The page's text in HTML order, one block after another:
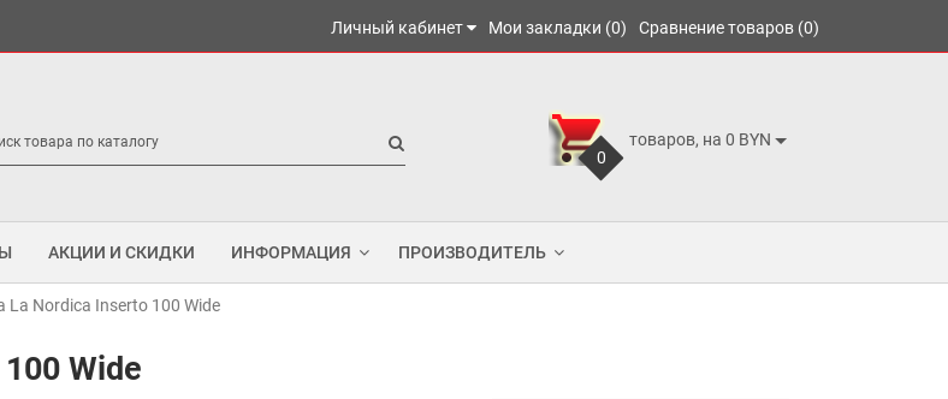
Личный кабинет Мои закладки (0) Сравнение товаров (0)
0
товаров, на 0 BYN
АКЦИИ И СКИДКИ ИНФОРМАЦИЯ ПРОИЗВОДИТЕЛЬ
La Nordica Inserto 100 Wide
Wide